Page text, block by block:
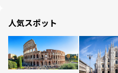
人気スポット